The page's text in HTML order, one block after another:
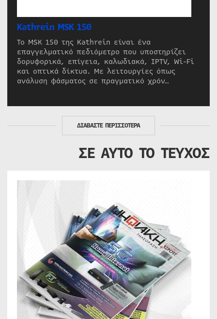
Kathrein MSK 150
Το MSK 150 της Kathrein είναι ένα
επαγγελματικό πεδιόμετρο που υποστηρίζει
δορυφορικά, επίγεια, καλωδιακά, IPTV, Wi-Fi
και οπτικά δίκτυα. Με λειτουργίες όπως
ανάλυση φάσματος σε πραγματικό χρόν…
ΔΙΑΒΑΣΤΕ ΠΕΡΙΣΣΟΤΕΡΑ
ΣΕ ΑΥΤΟ ΤΟ ΤΕΥΧΟΣ